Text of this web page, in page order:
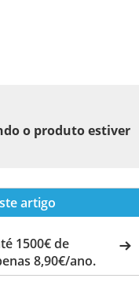
o produto estiver
artigo
1500€ de
8,90€/ano.